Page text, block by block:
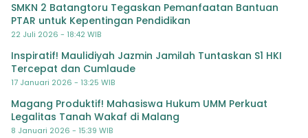
SMKN 2 Batangtoru Tegaskan Pemanfaatan Bantuan
PTAR untuk Kepentingan Pendidikan
22 Juli 2026 - 18:42 WIB
Inspiratif! Maulidiyah Jazmin Jamilah Tuntaskan S1 HKI
Tercepat dan Cumlaude
17 Januari 2026 - 13:25 WIB
Magang Produktif! Mahasiswa Hukum UMM Perkuat
Legalitas Tanah Wakaf di Malang
8 Januari 2026 - 15:39 WIB